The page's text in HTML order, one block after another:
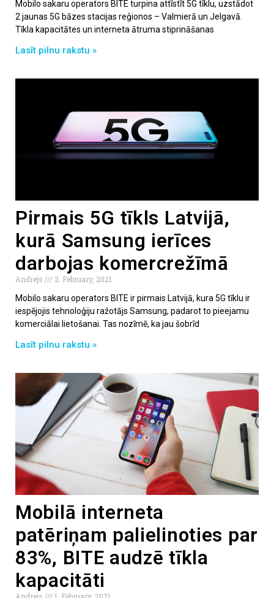
Mobilo sakaru operators BITE turpina attīstīt 5G tīklu, uzstādot
2 jaunas 5G bāzes stacijas reģionos – Valmierā un Jelgavā.
Tīkla kapacitātes un interneta ātruma stiprināšanas
Lasīt pilnu rakstu »
Pirmais 5G tīkls Latvijā,
kurā Samsung ierīces
darbojas komercrežīmā
Andrejs
2. February, 2021
Mobilo sakaru operators BITE ir pirmais Latvijā, kura 5G tīklu ir
iespējojis tehnoloģiju ražotājs Samsung, padarot to pieejamu
komerciālai lietošanai. Tas nozīmē, ka jau šobrīd
Lasīt pilnu rakstu »
Mobilā interneta
patēriņam palielinoties par
83%, BITE audzē tīkla
kapacitāti